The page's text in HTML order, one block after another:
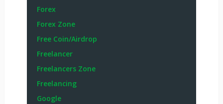
Forex
Forex Zone
Free Coin/Airdrop
Freelancer
Freelancers Zone
Freelancing
Google